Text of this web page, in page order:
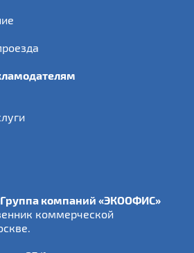
компаний «ЭКООФИС»
коммерческой